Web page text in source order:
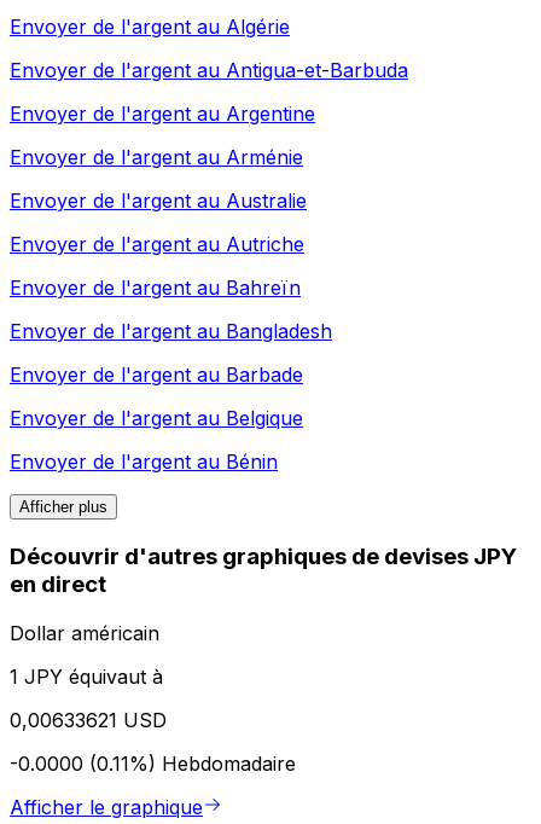
Envoyer de l'argent au Algérie
Envoyer de l'argent au Antigua-et-Barbuda
Envoyer de l'argent au Argentine
Envoyer de l'argent au Arménie
Envoyer de l'argent au Australie
Envoyer de l'argent au Autriche
Envoyer de l'argent au Bahreïn
Envoyer de l'argent au Bangladesh
Envoyer de l'argent au Barbade
Envoyer de l'argent au Belgique
Envoyer de l'argent au Bénin
Afficher plus
Découvrir d'autres graphiques de devises JPY
en direct
Dollar américain
1 JPY équivaut à
0,00633621 USD
-0.0000 (0.11%) Hebdomadaire
Afficher le graphique